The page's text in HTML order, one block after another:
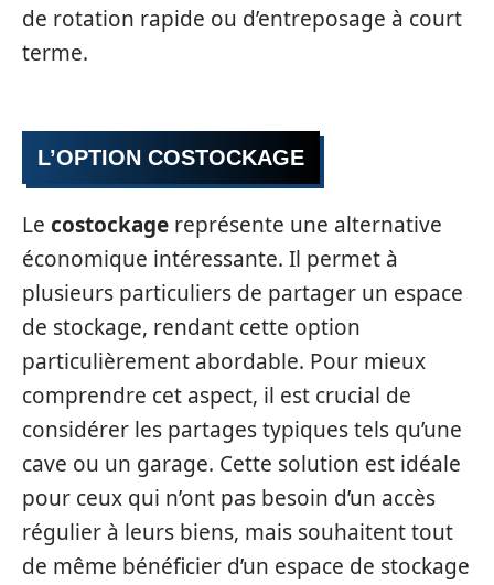
de rotation rapide ou d’entreposage à court
terme.
L’OPTION COSTOCKAGE
Le costockage représente une alternative
économique intéressante. Il permet à
plusieurs particuliers de partager un espace
de stockage, rendant cette option
particulièrement abordable. Pour mieux
comprendre cet aspect, il est crucial de
considérer les partages typiques tels qu’une
cave ou un garage. Cette solution est idéale
pour ceux qui n’ont pas besoin d’un accès
régulier à leurs biens, mais souhaitent tout
de même bénéficier d’un espace de stockage